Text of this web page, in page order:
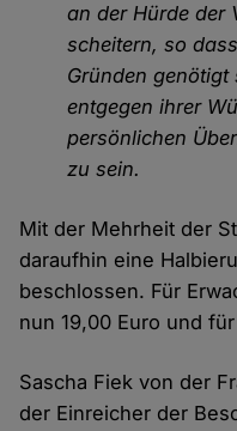
an der Hürde der
scheitern, so
Gründen genötigt
entgegen ihrer
persönlichen
zu sein.
Mit der Mehrheit der
daraufhin eine
beschlossen. Für
nun 19,00 Euro und
Sascha Fiek von der
der Einreicher der